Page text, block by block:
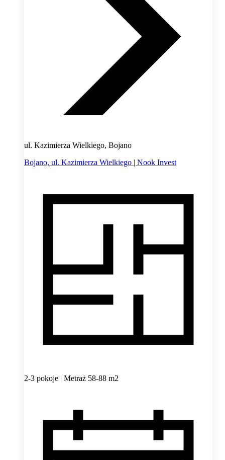
ul. Kazimierza Wielkiego, Bojano
Bojano, ul. Kazimierza Wielkiego | Nook Invest
2-3 pokoje | Metraż 58-88 m2